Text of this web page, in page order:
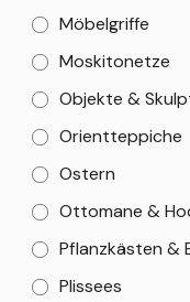
Möbelgriffe
Moskitonetze
Objekte &
Orientteppiche
Ostern
Ottomane &
Pflanzkästen &
Plissees